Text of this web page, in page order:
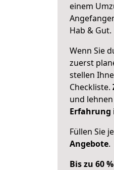
einem
Hab & Gut.
Wenn Sie
zuerst
stellen
Checkliste.
und
Erfahrung
Füllen Sie
Angebote.
Bis zu 60